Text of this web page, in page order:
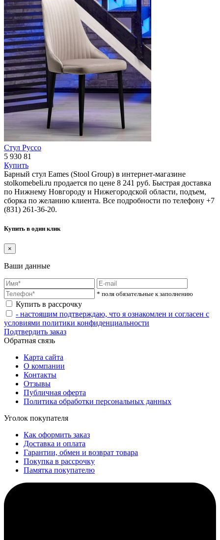
Стул Руссо
5 930 81
Купить
Барный стул Eames (Stool Group) в интернет-магазине
stolkomebeli.ru продается по цене 8 241 руб. Быстрая доставка
по Нижнему Новгороду и Нижегородской области, подъем,
сборка по желанию клиента. Все подробности по телефону +7
(831) 261-36-20.
Купить в один клик
×
Ваши данные
* поля обязательные к заполнению
Купить в рассрочку
- настоящим подтверждаю, что я ознакомлен и согласен с
условиями политики конфиденциальности
Подтвердить заказ
Обратная связь
Карта сайта
О компании
Контакты
Отзывы
Публичная оферта
Политика обработки персональных данных
Уголок покупателя
Как оформить заказ
Доставка и оплата
Гарантии, обмен и возврат товара
Покупка в рассрочку
Памятка покупателю